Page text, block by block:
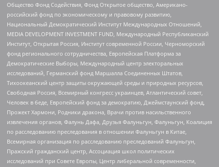
Общество Фонд Содействия, Фонд Открытое общество, Американо-
российский фонд по экономическому и правовому развитию,
Национальный Демократический Институт Международных Отношений,
MEDIA DEVELOPMENT INVESTMENT FUND, Международный Республиканский
Институт, Открытая Россия, Институт современной России, Черноморский
фонд регионального сотрудничества, Европейская Платформа за
Демократические Выборы, Международный центр электоральных
исследований, Германский фонд Маршалла Соединенных Штатов,
Тихоокеанский центр защиты окружающей среды и природных ресурсов,
Свободная Россия, Всемирный конгресс украинцев, Атлантический совет,
Человек в беде, Европейский фонд за демократию, Джеймстаунский фонд,
Прожект Хармони, Родники дракона, Врачи против насильственного
извлечения органов, Фалунь Дафа, Друзья Фалуньгун, Фалуньгун, Коалиция
по расследованию преследования в отношении Фалуньгун в Китае,
Всемирная организация по расследованию преследований Фалуньгун,
Пражский гражданский центр, Ассоциация школ политических
исследований при Совете Европы, Центр либеральной современности,